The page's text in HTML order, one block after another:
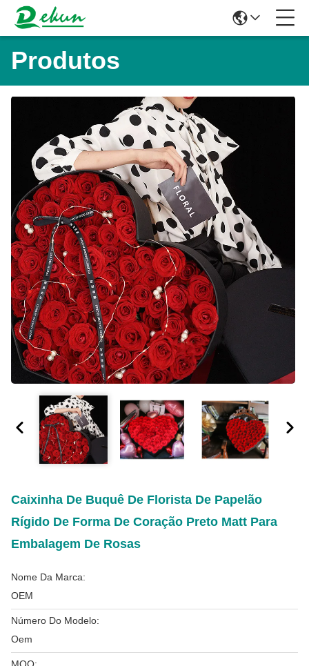
Produtos
Caixinha De Buquê De Florista De Papelão
Rígido De Forma De Coração Preto Matt Para
Embalagem De Rosas
Nome Da Marca:
OEM
Número Do Modelo:
Oem